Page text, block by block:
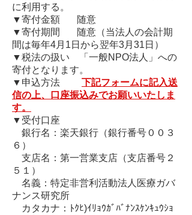
に利用する。
▼寄付金額 随意
▼寄付期間 随意（当法人の会計期
間は毎年4月1日から翌年3月31日）
▼税法の扱い 「一般NPO法人」への
寄付となります。
▼申込方法 下記フォームに記入送
信の上、口座振込みでお願いいたしま
す。
▼受付口座
銀行名：楽天銀行（銀行番号００３
６）
支店名：第一営業支店（支店番号２
５１）
名義：特定非営利活動法人医療ガバ
ナンス研究所
カタカナ：ﾄｸﾋ)ｲﾘｮｳｶﾞﾊﾞﾅﾝｽｹﾝｷｭｳｼｮ